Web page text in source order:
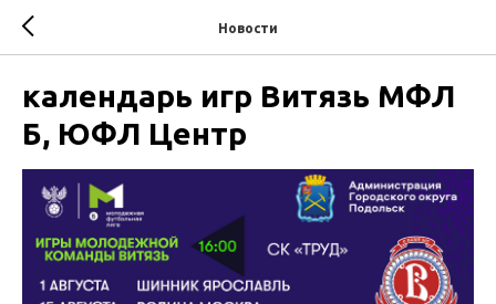
Новости
календарь игр Витязь МФЛ
Б, ЮФЛ Центр